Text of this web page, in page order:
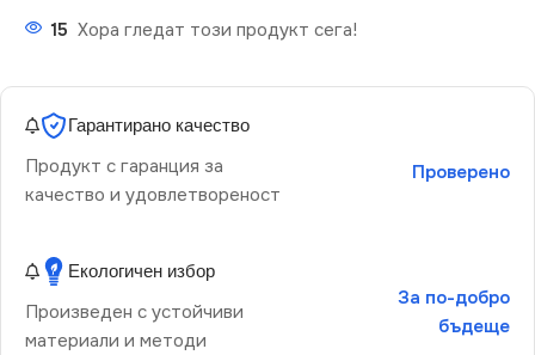
15 Хора гледат този продукт сега!
Гарантирано качество
Продукт с гаранция за
качество и удовлетвореност
Проверено
Екологичен избор
Произведен с устойчиви
материали и методи
За по-добро
бъдеще